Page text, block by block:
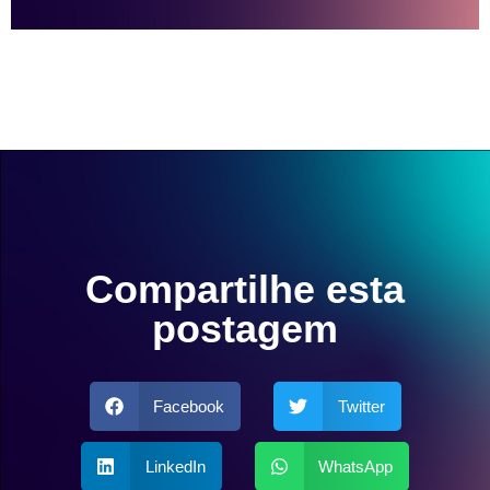
Compartilhe esta
postagem
Facebook Twitter
LinkedIn WhatsApp